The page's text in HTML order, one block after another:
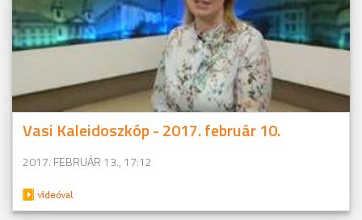
Vasi Kaleidoszkóp - 2017. február 10.
2017. FEBRUÁR 13., 17:12